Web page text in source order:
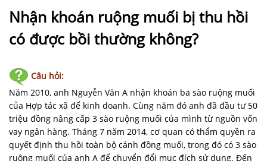
ĐẤT
VĂN
-
BIỂU
MẪU
LIÊN
HỆ
Nhận khoán ruộng muối bị thu hồi
có được bồi thường không?
Câu hỏi:
Năm 2010, anh Nguyễn Văn A nhận khoán ba sào ruộng muối
của Hợp tác xã để kinh doanh. Cùng năm đó anh đã đầu tư 50
triệu đồng nâng cấp 3 sào ruộng muối của mình từ nguồn vốn
vay ngân hàng. Tháng 7 năm 2014, cơ quan có thẩm quyền ra
quyết định thu hồi toàn bộ cánh đồng muối, trong đó có 3 sào
ruộng muối của anh A để chuyển đổi mục đích sử dụng. Đến